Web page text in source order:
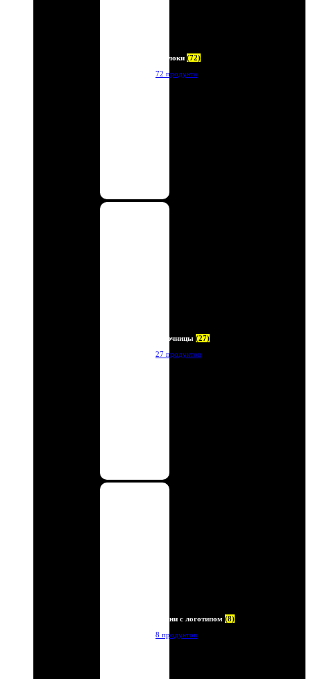
Брелоки (72)
72 продукта
Ключницы (27)
27 продуктов
Ремни с логотипом (8)
8 продуктов